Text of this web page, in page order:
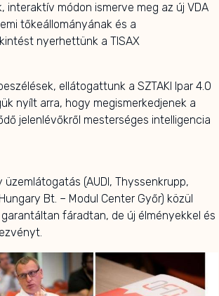
módon ismerve meg az új VDA
tőkeállományának és a
nyerhettünk a TISAX
ellátogattunk a SZTAKI Ipar 4.0
nyílt arra, hogy megismerkedjenek a
jelenlévőkről mesterséges intelligencia
(AUDI, Thyssenkrupp,
Bt. – Modul Center Győr) közül
fáradtan, de új élményekkel és